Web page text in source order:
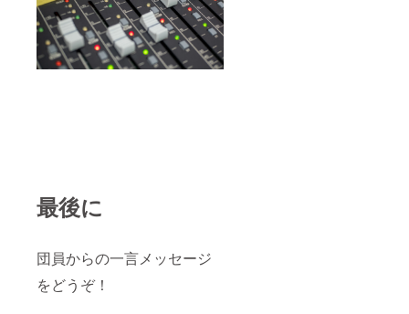
最後に
団員からの一言メッセージ
をどうぞ！